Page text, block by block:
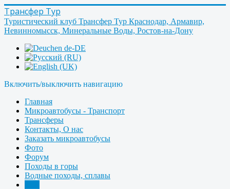
Трансфер Тур
Туристический клуб Трансфер Тур Краснодар, Армавир,
Невинномысск, Минеральные Воды, Ростов-на-Дону
Включить/выключить навигацию
Главная
Микроавтобусы - Транспорт
Трансферы
Контакты, О нас
Заказать микроавтобусы
Фото
Форум
Походы в горы
Водные походы, сплавы